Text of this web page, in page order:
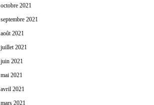
octobre 2021
septembre 2021
août 2021
juillet 2021
juin 2021
mai 2021
avril 2021
mars 2021